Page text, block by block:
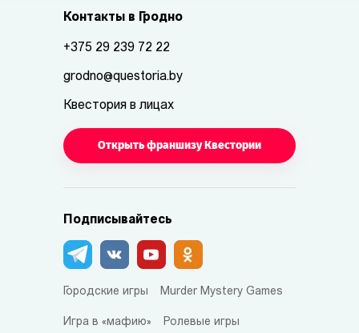
Контакты в Гродно
+375 29 239 72 22
grodno@questoria.by
Квестория в лицах
Открыть франшизу Квестории
Подписывайтесь
Городские игры Murder Mystery Games
Игра в «мафию» Ролевые игры